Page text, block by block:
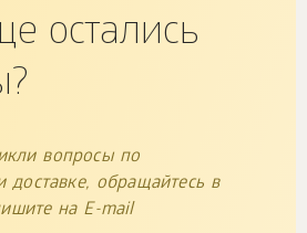
остались
вопросы по
обращайтесь в
на E-mail